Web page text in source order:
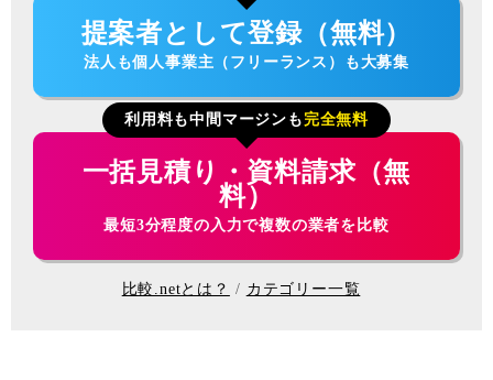
提案者として登録（無料）
法人も個人事業主（フリーランス）も大募集
利用料も中間マージンも 完全無料
一括見積り・資料請求（無
料）
最短3分程度の入力で複数の業者を比較
比較.netとは？ カテゴリー一覧